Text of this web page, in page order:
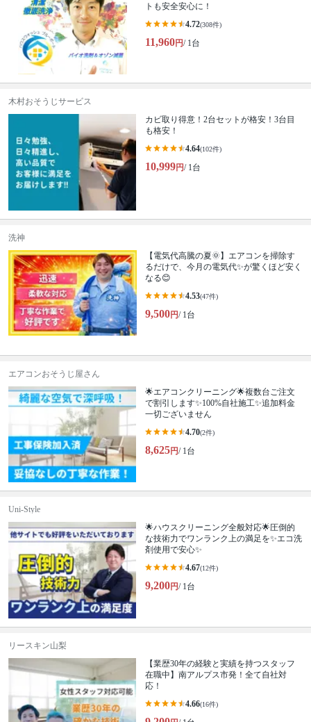
トも安全安心に！
4.72(308件)
11,960円/ 1台
木村おそうじサービス
カビ取り得意！2台セットが格安！3台目
も格安！
4.64(102件)
10,999円/ 1台
洗神
【電気代高騰の夏🌞】エアコンを掃除す
るだけで、今月の電気代✨が驚くほど安く
なる😊
4.53(47件)
9,500円/ 1台
エアコンおそうじ屋さん
🌟エアコンクリーニング🌟複数台ご注文
で割引します✨100%自社施工✨追加料金
一切ございません
4.70(2件)
8,625円/ 1台
Uni-Style
🌟ハウスクリーニング全般対応🌟圧倒的
な技術力でワンランク上の満足を✨エコ洗
剤使用で安心✨
4.67(12件)
9,200円/ 1台
リースキン山梨
【業歴30年の経験と実績を持つスタッフ
在職中】南アルプス市発！全て自社対
応！
4.66(16件)